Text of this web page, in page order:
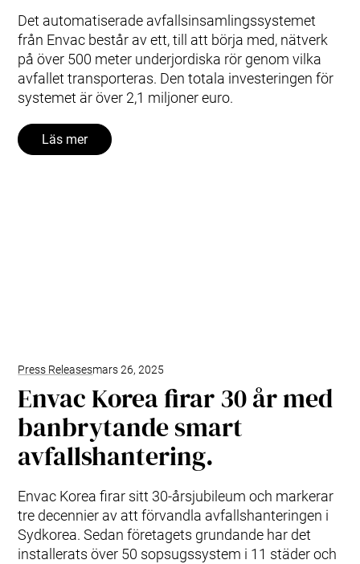
Det automatiserade avfallsinsamlingssystemet
från Envac består av ett, till att börja med, nätverk
på över 500 meter underjordiska rör genom vilka
avfallet transporteras. Den totala investeringen för
systemet är över 2,1 miljoner euro.
Läs mer
Press Releasesmars 26, 2025
Envac Korea firar 30 år med
banbrytande smart
avfallshantering.
Envac Korea firar sitt 30-årsjubileum och markerar
tre decennier av att förvandla avfallshanteringen i
Sydkorea. Sedan företagets grundande har det
installerats över 50 sopsugssystem i 11 städer och